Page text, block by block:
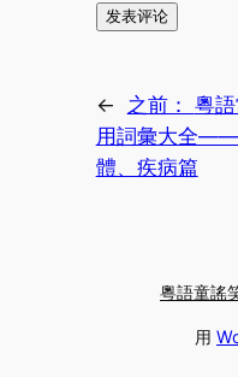
← 之前： 粵
用詞彙大全——
體、疾病篇
粵語童謠
用